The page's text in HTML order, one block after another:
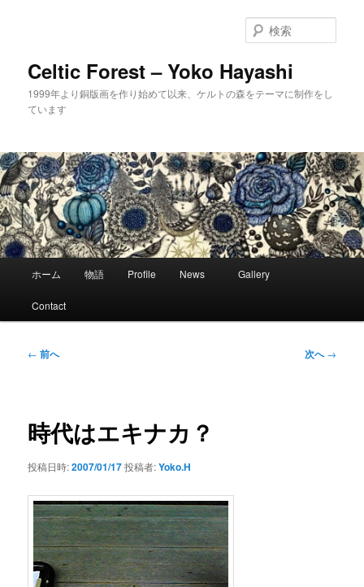
移
動
Celtic Forest – Yoko Hayashi
1999年より銅版画を作り始めて以来、ケルトの森をテーマに制作をし
ています
索
ホーム 物語 Profile News Gallery
Contact
投
ゲ
ー
ョ
← 前へ 次へ→
時代はエキナカ？
投稿日時:2007/01/17投稿者:Yoko.H